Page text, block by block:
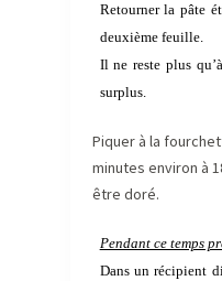
Retourner la pâte
deuxième feuille.
Il ne reste plus
surplus.
Piquer à la
minutes environ à
être doré.
Pendant ce temps
Dans un récipient